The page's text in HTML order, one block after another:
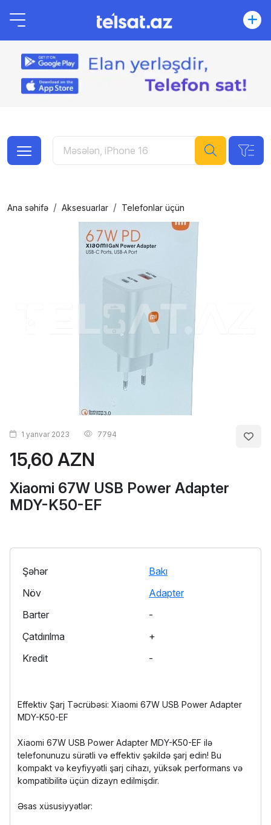
Ana səhifə Aksesuarlar Telefonlar üçün
15,60 AZN
Xiaomi 67W USB Power Adapter
MDY-K50-EF
1 yanvar 2023 7794
Şəhər
Bakı
Növ
Adapter
Barter
-
Çatdırılma
+
Kredit
-
Effektiv Şarj Təcrübəsi: Xiaomi 67W USB Power Adapter
MDY-K50-EF
Xiaomi 67W USB Power Adapter MDY-K50-EF ilə
telefonunuzu sürətli və effektiv şəkildə şarj edin! Bu
kompakt və keyfiyyətli şarj cihazı, yüksək performans və
kompatibilitə üçün dizayn edilmişdir.
Əsas xüsusiyyətlər: